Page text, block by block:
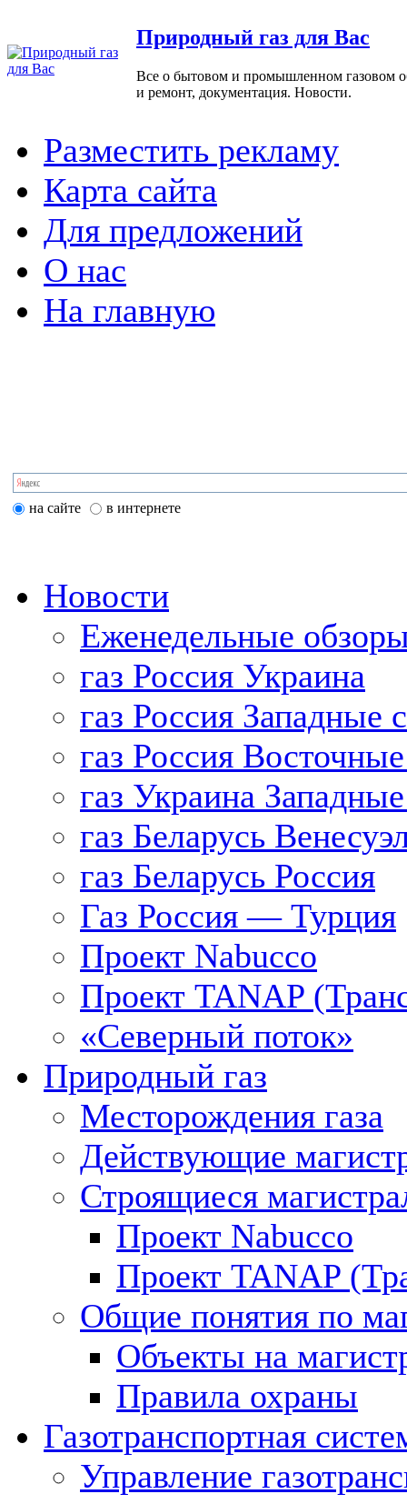
Природный газ для Вас
Все о бытовом и промышленном газовом
и ремонт, документация. Новости.
Разместить рекламу
Карта сайта
Для предложений
О нас
На главную
на сайте в интернете
Новости
Еженедельные
газ Россия Украина
газ Россия Западные
газ Россия
газ Украина
газ Беларусь
газ Беларусь Россия
Газ Россия — Турция
Проект Nabucco
Проект TANAP
«Северный поток»
Природный газ
Месторождения газа
Действующие
Строящиеся
Проект Nabucco
Проект TANAP
Общие понятия по
Объекты на
Правила охраны
Газотранспортная
Управление